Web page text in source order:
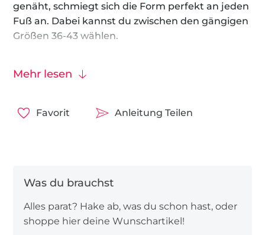
genäht, schmiegt sich die Form perfekt an jeden
Fuß an. Dabei kannst du zwischen den gängigen
Größen 36-43 wählen.
geeignet, denn die Anleitung ist einfach und man
für den Eigengebrauch – Hauptsache selbst
Mehr lesen
Favorit Anleitung Teilen
Alles parat? Hake ab, was du schon hast, oder
shoppe hier deine Wunschartikel!